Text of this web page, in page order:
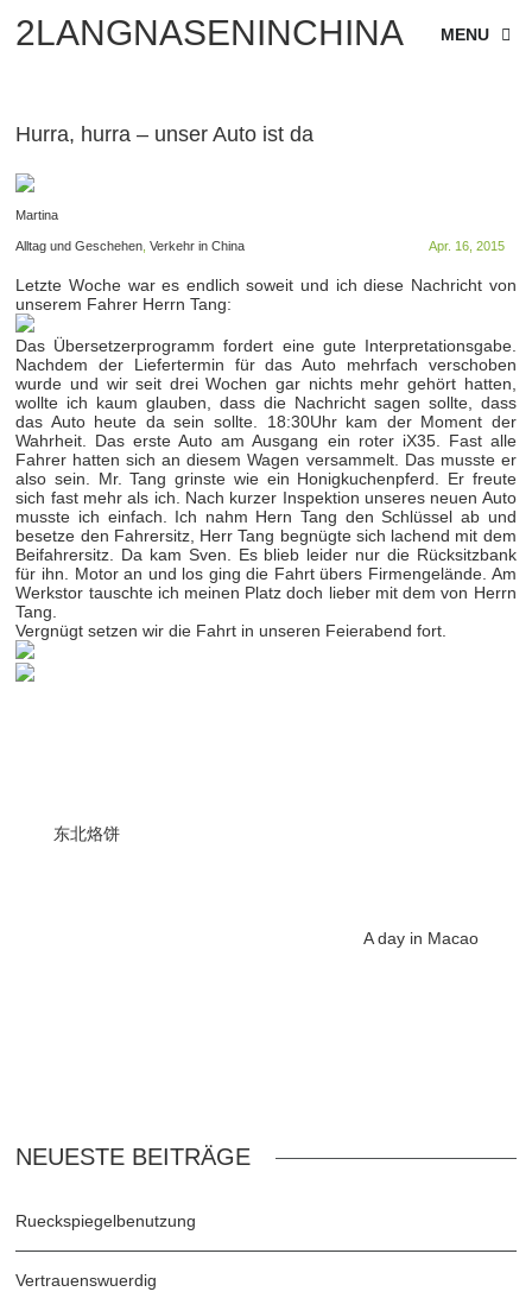
2LANGNASENINCHINA MENU
Hurra, hurra – unser Auto ist da
Martina
Apr. 16, 2015
Alltag und Geschehen,Verkehr in China
Letzte Woche war es endlich soweit und ich diese Nachricht von
unserem Fahrer Herrn Tang:
Das Übersetzerprogramm fordert eine gute Interpretationsgabe.
Nachdem der Liefertermin für das Auto mehrfach verschoben
wurde und wir seit drei Wochen gar nichts mehr gehört hatten,
wollte ich kaum glauben, dass die Nachricht sagen sollte, dass
das Auto heute da sein sollte. 18:30Uhr kam der Moment der
Wahrheit. Das erste Auto am Ausgang ein roter iX35. Fast alle
Fahrer hatten sich an diesem Wagen versammelt. Das musste er
also sein. Mr. Tang grinste wie ein Honigkuchenpferd. Er freute
sich fast mehr als ich. Nach kurzer Inspektion unseres neuen Auto
musste ich einfach. Ich nahm Hern Tang den Schlüssel ab und
besetze den Fahrersitz, Herr Tang begnügte sich lachend mit dem
Beifahrersitz. Da kam Sven. Es blieb leider nur die Rücksitzbank
für ihn. Motor an und los ging die Fahrt übers Firmengelände. Am
Werkstor tauschte ich meinen Platz doch lieber mit dem von Herrn
Tang.
Vergnügt setzen wir die Fahrt in unseren Feierabend fort.
东北烙饼
A day in Macao
NEUESTE BEITRÄGE
Rueckspiegelbenutzung
Vertrauenswuerdig